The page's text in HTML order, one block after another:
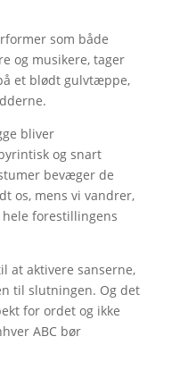
som både
og musikere, tager
et blødt gulvtæppe,
bliver
og snart
bevæger de
os, mens vi vandrer,
forestillingens
at aktivere sanserne,
til slutningen. Og det
for ordet og ikke
ABC bør